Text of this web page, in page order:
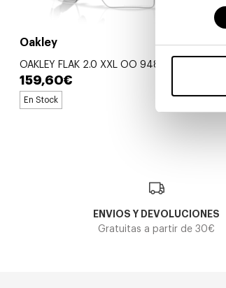
consentimiento
Oakley
OAKLEY FLAK 2.0 XXL OO 9488 948807
159,60€
En Stock
ENVIOS Y DEVOLUCIONES
Gratuitas a partir de 30€